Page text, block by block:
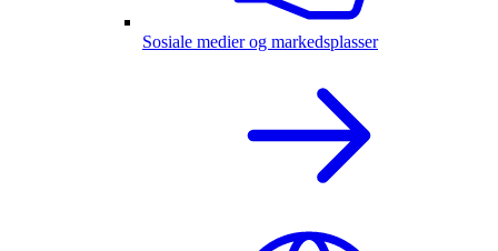
Sosiale medier og markedsplasser